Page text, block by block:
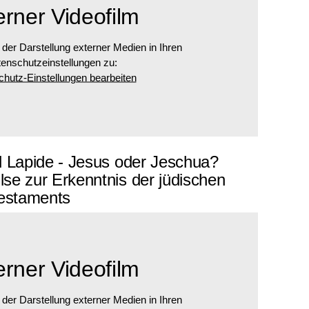
Videofilm
Darstellung externer Medien in Ihren
zu:
Einstellungen bearbeiten
- Jesus oder Jeschua?
zur Erkenntnis der jüdischen
Videofilm
Darstellung externer Medien in Ihren